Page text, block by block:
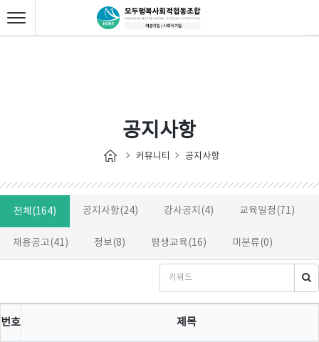
공지사항
커뮤니티 공지사항
전체(164) 공지사항(24) 강사공지(4) 교육일정(71)
채용공고(41) 정보(8) 평생교육(16) 미분류(0)
번호 제목